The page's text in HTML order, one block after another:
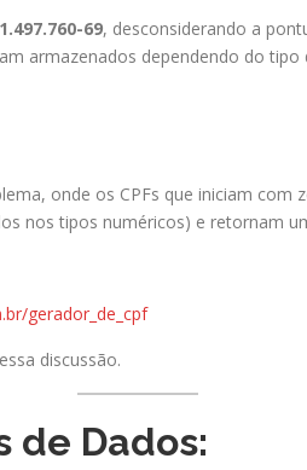
69, desconsiderando a
armazenados dependendo do tipo
onde os CPFs que iniciam com
nos tipos numéricos) e retornam
gerador_de_cpf
discussão.
de Dados: